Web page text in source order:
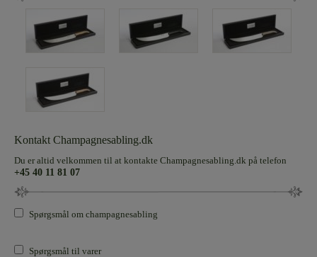
Kontakt Champagnesabling.dk
Du er altid velkommen til at kontakte Champagnesabling.dk på telefon
+45 40 11 81 07
Spørgsmål om champagnesabling
Spørgsmål til varer